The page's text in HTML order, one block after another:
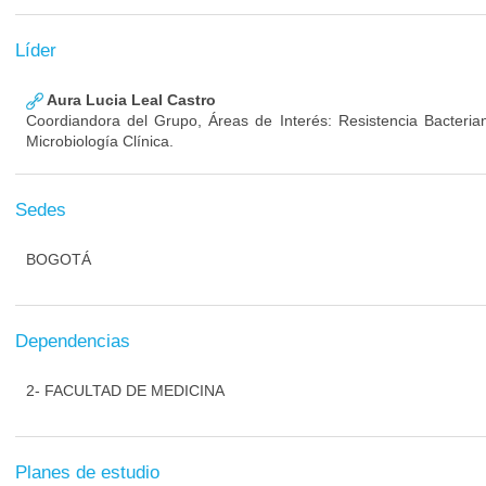
Líder
Aura Lucia Leal Castro
Coordiandora del Grupo, Áreas de Interés: Resistencia
Microbiología Clínica.
Sedes
BOGOTÁ
Dependencias
2- FACULTAD DE MEDICINA
Planes de estudio